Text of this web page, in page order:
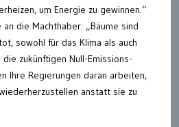
um Energie zu gewinnen.“
die Machthaber: „Bäume sind
sowohl für das Klima als auch
zukünftigen Null-Emissions-
Ihre Regierungen daran arbeiten,
anstatt sie zu